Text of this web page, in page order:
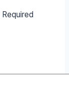
Required